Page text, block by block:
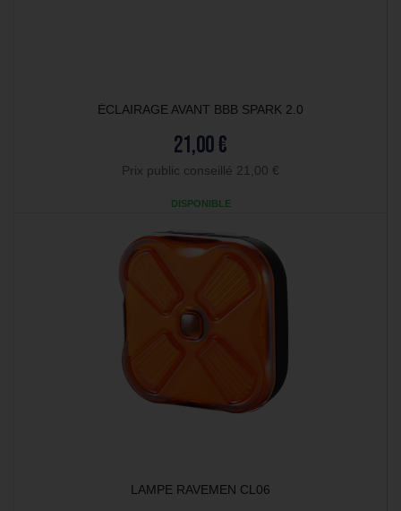
ÉCLAIRAGE AVANT BBB SPARK 2.0
21,00 €
Prix public conseillé 21,00 €
DISPONIBLE
LAMPE RAVEMEN CL06